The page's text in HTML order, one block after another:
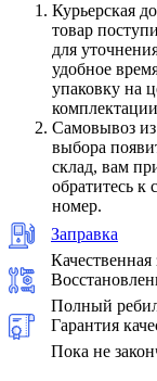
Курьерская
товар
для
удобное
упаковку на
Самовывоз
выбора
склад, вам
обратитесь к
номер.
Заправка
Полный
Гарантия
Пока не